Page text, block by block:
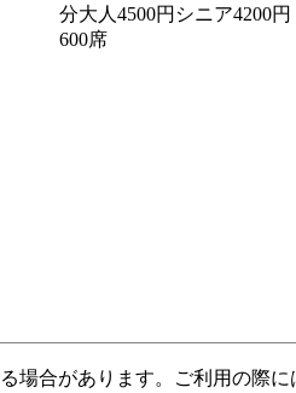
分大人4500円シニア4200円
600席
場合があります。ご利用の際